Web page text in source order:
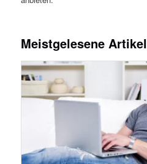
Meistgelesene Artikel